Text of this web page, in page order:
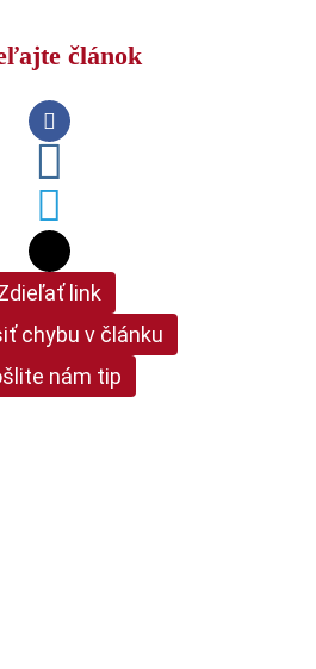
článok
link
chybu v článku
nám tip